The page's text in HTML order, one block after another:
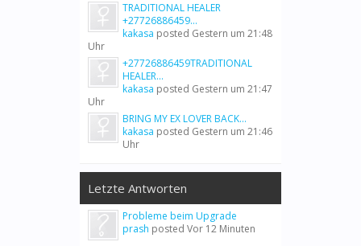
TRADITIONAL HEALER
+27726886459...
kakasa posted Gestern um 21:48
Uhr
+27726886459TRADITIONAL
HEALER...
kakasa posted Gestern um 21:47
Uhr
BRING MY EX LOVER BACK...
kakasa posted Gestern um 21:46
Uhr
Letzte Antworten
Probleme beim Upgrade
prash posted Vor 12 Minuten